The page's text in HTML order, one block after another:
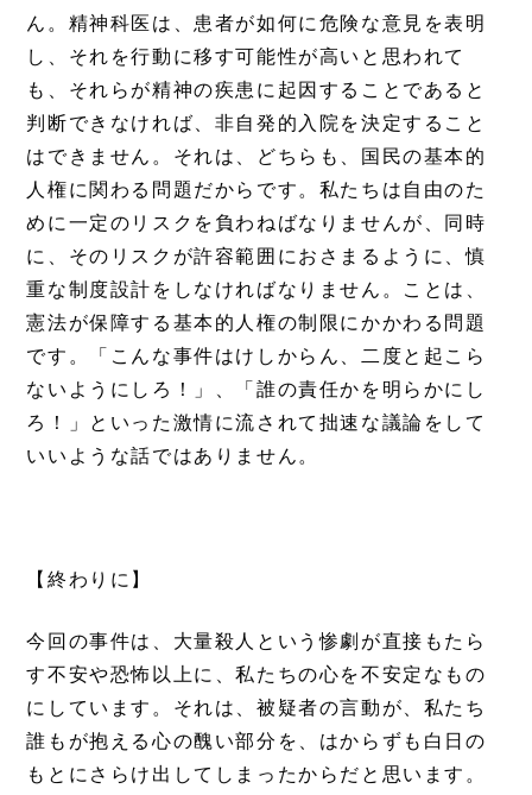
ん。精神科医は、患者が如何に危険な意見を表明
し、それを行動に移す可能性が高いと思われて
も、それらが精神の疾患に起因することであると
判断できなければ、非自発的入院を決定すること
はできません。それは、どちらも、国民の基本的
人権に関わる問題だからです。私たちは自由のた
めに一定のリスクを負わねばなりませんが、同時
に、そのリスクが許容範囲におさまるように、慎
重な制度設計をしなければなりません。ことは、
憲法が保障する基本的人権の制限にかかわる問題
です。「こんな事件はけしからん、二度と起こら
ないようにしろ！」、「誰の責任かを明らかにし
ろ！」といった激情に流されて拙速な議論をして
いいような話ではありません。
【終わりに】
今回の事件は、大量殺人という惨劇が直接もたら
す不安や恐怖以上に、私たちの心を不安定なもの
にしています。それは、被疑者の言動が、私たち
誰もが抱える心の醜い部分を、はからずも白日の
もとにさらけ出してしまったからだと思います。